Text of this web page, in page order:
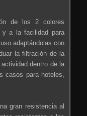
de los 2 colores
a la facilidad para
adaptándolas con
la filtración de la
dentro de la
casos para hoteles,
gran resistencia al